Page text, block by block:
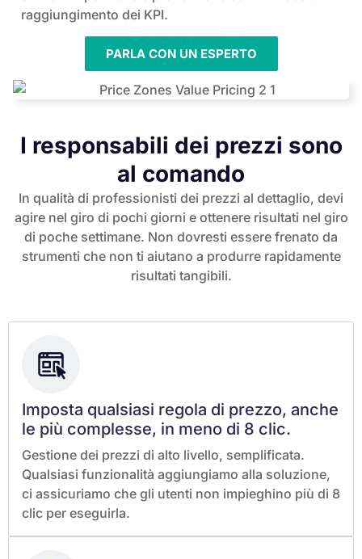
raggiungimento dei KPI.
PARLA CON UN ESPERTO
I responsabili dei prezzi sono
al comando
In qualità di professionisti dei prezzi al dettaglio, devi
agire nel giro di pochi giorni e ottenere risultati nel giro
di poche settimane. Non dovresti essere frenato da
strumenti che non ti aiutano a produrre rapidamente
risultati tangibili.
Imposta qualsiasi regola di prezzo, anche
le più complesse, in meno di 8 clic.
Gestione dei prezzi di alto livello, semplificata.
Qualsiasi funzionalità aggiungiamo alla soluzione,
ci assicuriamo che gli utenti non impieghino più di 8
clic per eseguirla.